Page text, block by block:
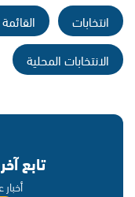
انتخابات
الانتخابات المحلية
تابع